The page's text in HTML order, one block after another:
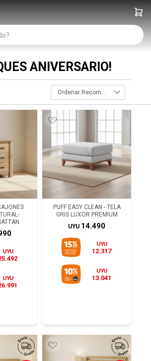
ANIVERSARIO!
Recomendados
UYU
UYU
PUFF EASY CLEAN - TELA
GRIS LUXOR PREMIUM
UYU 14.490
UYU
12.317
UYU
13.041